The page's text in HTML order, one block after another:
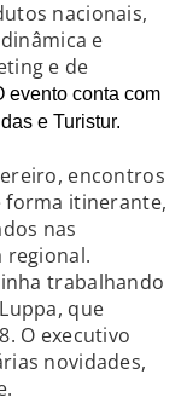
nacionais,
e
e de
evento conta com
e Turistur.
encontros
forma itinerante,
nas
regional.
trabalhando
que
O executivo
novidades,